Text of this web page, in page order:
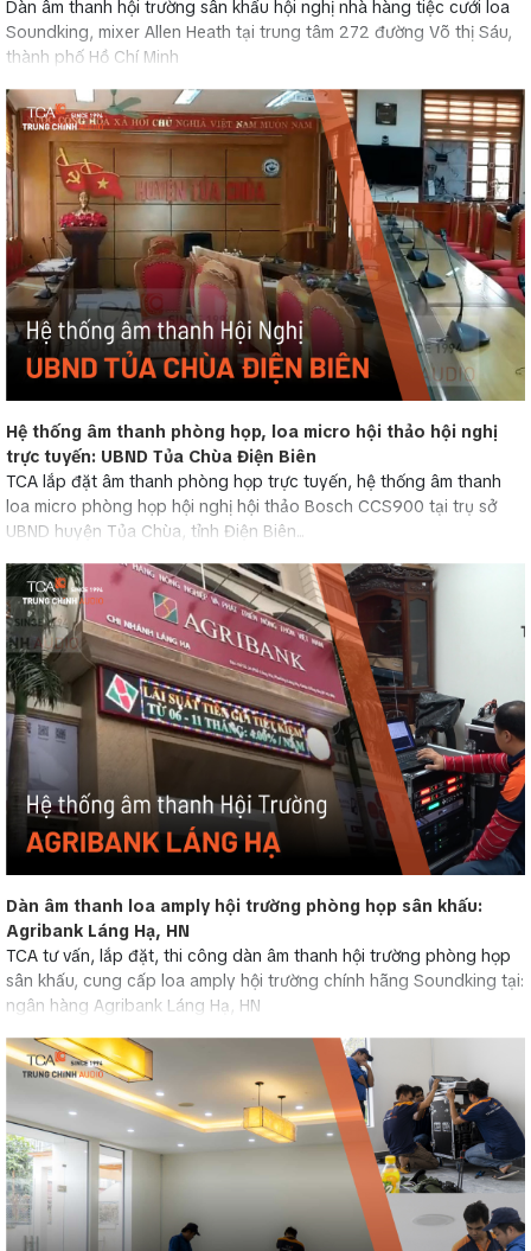
Dàn âm thanh hội trường sân khấu hội nghị nhà hàng tiệc cưới loa
Soundking, mixer Allen Heath tại trung tâm 272 đường Võ thị Sáu,
thành phố Hồ Chí Minh
Hệ thống âm thanh phòng họp, loa micro hội thảo hội nghị
trực tuyến: UBND Tủa Chùa Điện Biên
TCA lắp đặt âm thanh phòng họp trực tuyến, hệ thống âm thanh
loa micro phòng họp hội nghị hội thảo Bosch CCS900 tại trụ sở
UBND huyện Tủa Chùa, tỉnh Điện Biên...
Dàn âm thanh loa amply hội trường phòng họp sân khấu:
Agribank Láng Hạ, HN
TCA tư vấn, lắp đặt, thi công dàn âm thanh hội trường phòng họp
sân khấu, cung cấp loa amply hội trường chính hãng Soundking tại:
ngân hàng Agribank Láng Hạ, HN